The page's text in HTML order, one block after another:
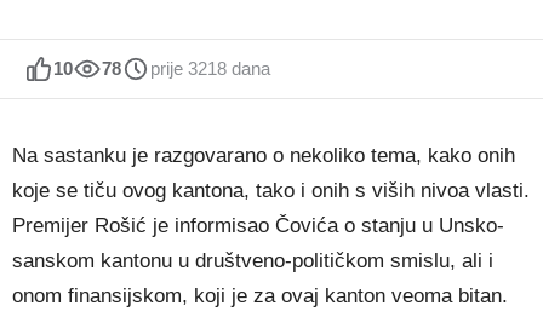
10 78 prije 3218 dana
Na sastanku je razgovarano o nekoliko tema, kako onih
koje se tiču ovog kantona, tako i onih s viših nivoa vlasti.
Premijer Rošić je informisao Čovića o stanju u Unsko-
sanskom kantonu u društveno-političkom smislu, ali i
onom finansijskom, koji je za ovaj kanton veoma bitan.